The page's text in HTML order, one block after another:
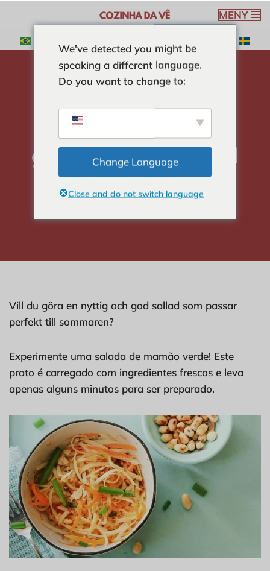
till
MENY
Hem-
grön papaya sallad
Veronica Ribeiro 3 min read
Vill du göra en nyttig och god sallad som passar
perfekt till sommaren?
Experimente uma salada de mamão verde! Este
prato é carregado com ingredientes frescos e leva
apenas alguns minutos para ser preparado.
We've detected you might be
speaking a different language.
Do you want to change to:
Change Language
Close and do not switch language